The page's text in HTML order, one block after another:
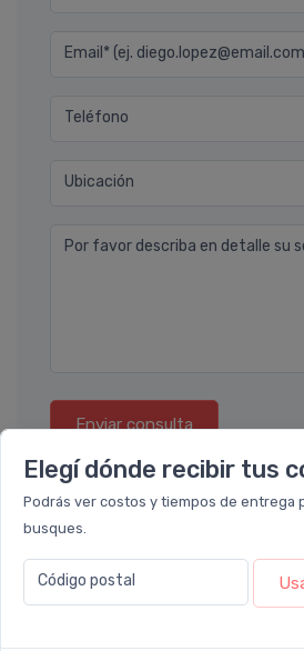
Elegí dónde recibir tus
Podrás ver costos y tiempos de entrega
busques.
Código postal
Email* (ej.
Teléfono
Ubicación
Por favor describa en detalle su
Enviar consulta
También te